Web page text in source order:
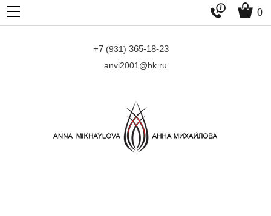
+7 (931) 365-18-23
anvi2001@bk.ru
  0